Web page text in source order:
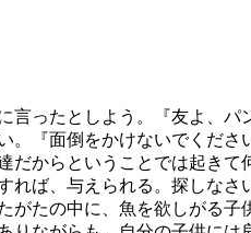
言ったとしよう。『友よ、パ
。『面倒をかけないでくださ
からということでは起きて
れば、与えられる。探しなさ
がたの中に、魚を欲しがる子